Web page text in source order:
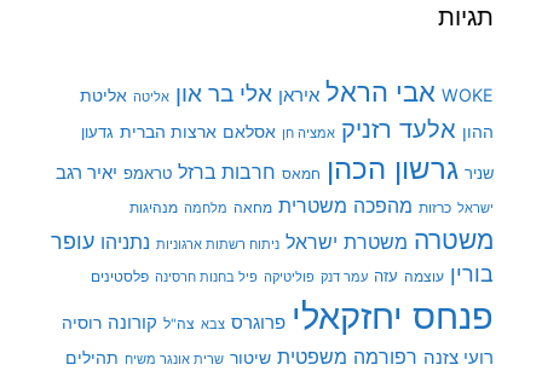
תגיות
WOKE אבי הראל איראן אלי בר און אליטה אליטת
ההון אלעד רזניק אמציה חן אסלאם ארצות הברית גדעון
שניר גרשון הכהן חמאס חרבות ברזל טראמפ יאיר רגב
ישראל כרזות מהפכה משטרית מחאה מלחמה מנהיגות
משטרה משטרת ישראל ניתוח רשתות ארגוניות נתניהו עופר
בורין עוצמה עזה עמר דנק פוליטיקה פיל בחנות חרסינה פלסטינים
פנחס יחזקאלי פרוגרס צבא צה"ל קורונה רוסיה
רועי צזנה רפורמה משפטית שיטור שרית אונגר משיח תהילים